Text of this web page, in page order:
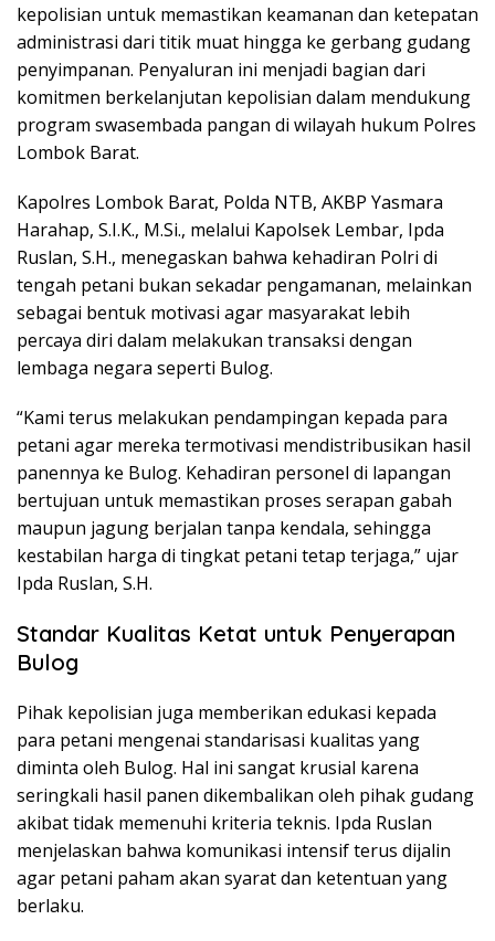
kepolisian untuk memastikan keamanan dan ketepatan
administrasi dari titik muat hingga ke gerbang gudang
penyimpanan. Penyaluran ini menjadi bagian dari
komitmen berkelanjutan kepolisian dalam mendukung
program swasembada pangan di wilayah hukum Polres
Lombok Barat.
Kapolres Lombok Barat, Polda NTB, AKBP Yasmara
Harahap, S.I.K., M.Si., melalui Kapolsek Lembar, Ipda
Ruslan, S.H., menegaskan bahwa kehadiran Polri di
tengah petani bukan sekadar pengamanan, melainkan
sebagai bentuk motivasi agar masyarakat lebih
percaya diri dalam melakukan transaksi dengan
lembaga negara seperti Bulog.
“Kami terus melakukan pendampingan kepada para
petani agar mereka termotivasi mendistribusikan hasil
panennya ke Bulog. Kehadiran personel di lapangan
bertujuan untuk memastikan proses serapan gabah
maupun jagung berjalan tanpa kendala, sehingga
kestabilan harga di tingkat petani tetap terjaga,” ujar
Ipda Ruslan, S.H.
Standar Kualitas Ketat untuk Penyerapan
Bulog
Pihak kepolisian juga memberikan edukasi kepada
para petani mengenai standarisasi kualitas yang
diminta oleh Bulog. Hal ini sangat krusial karena
seringkali hasil panen dikembalikan oleh pihak gudang
akibat tidak memenuhi kriteria teknis. Ipda Ruslan
menjelaskan bahwa komunikasi intensif terus dijalin
agar petani paham akan syarat dan ketentuan yang
berlaku.